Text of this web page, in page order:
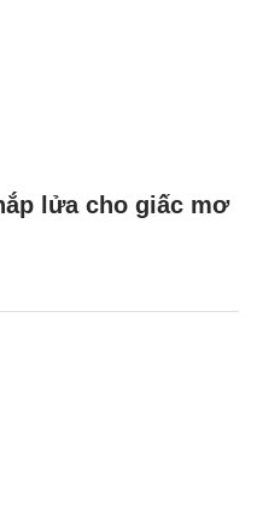
lửa cho giấc mơ